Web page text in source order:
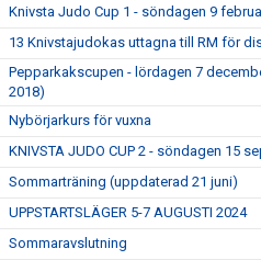
Knivsta Judo Cup 1 - söndagen 9
13 Knivstajudokas uttagna till RM för
Pepparkakscupen - lördagen 7
2018)
Nybörjarkurs för vuxna
KNIVSTA JUDO CUP 2 - söndagen 15
Sommarträning (uppdaterad 21 juni)
UPPSTARTSLÄGER 5-7 AUGUSTI 2024
Sommaravslutning